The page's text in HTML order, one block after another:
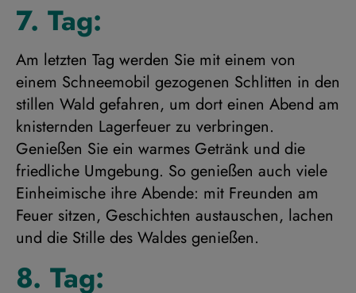
7. Tag:
Am letzten Tag werden Sie mit einem von
einem Schneemobil gezogenen Schlitten in den
stillen Wald gefahren, um dort einen Abend am
knisternden Lagerfeuer zu verbringen.
Genießen Sie ein warmes Getränk und die
friedliche Umgebung. So genießen auch viele
Einheimische ihre Abende: mit Freunden am
Feuer sitzen, Geschichten austauschen, lachen
und die Stille des Waldes genießen.
8. Tag: